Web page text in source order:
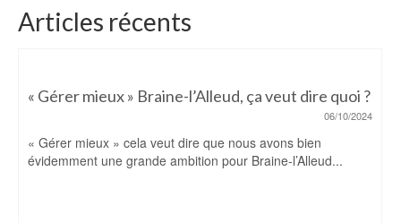
Articles récents
« Gérer mieux » Braine-l’Alleud, ça veut dire quoi ?
06/10/2024
« Gérer mieux » cela veut dire que nous avons bien
évidemment une grande ambition pour Braine-l’Alleud...